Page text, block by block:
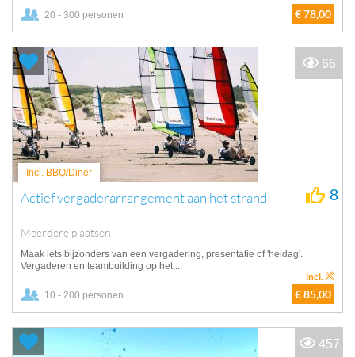
20 - 300 personen € 78,00
Incl. BBQ/Diner
Actief vergaderarrangement aan het strand
Meerdere plaatsen
8
Maak iets bijzonders van een vergadering, presentatie of 'heidag'.
Vergaderen en teambuilding op het...
10 - 200 personen € 85,00
incl.
66
457